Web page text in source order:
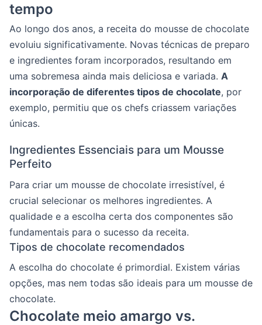
tempo
Ao longo dos anos, a receita do mousse de chocolate
evoluiu significativamente. Novas técnicas de preparo
e ingredientes foram incorporados, resultando em
uma sobremesa ainda mais deliciosa e variada. A
incorporação de diferentes tipos de chocolate, por
exemplo, permitiu que os chefs criassem variações
únicas.
Ingredientes Essenciais para um Mousse
Perfeito
Para criar um mousse de chocolate irresistível, é
crucial selecionar os melhores ingredientes. A
qualidade e a escolha certa dos componentes são
fundamentais para o sucesso da receita.
Tipos de chocolate recomendados
A escolha do chocolate é primordial. Existem várias
opções, mas nem todas são ideais para um mousse de
chocolate.
Chocolate meio amargo vs.